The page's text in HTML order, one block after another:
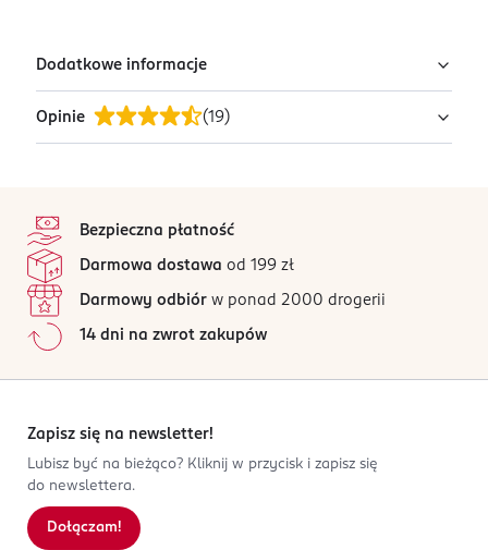
Dodatkowe informacje
PRODUCENT/PODMIOT ODPOWIEDZIALNY
INTER-VION SA
Warszawa
kontakt@inter-vion.com
447246105
PL-Polska
Kod EAN
Opinie (19)
Wszystkie opinie są zweryfikowane zakupem.
4
0%
2
1
0%
Sortowanie wg
Bezpieczna płatność
Darmowa dostawa od 199 zł
Darmowy odbiór w ponad 2000 drogerii
14 dni na zwrot zakupów
Zapisz się na newsletter!
Lubisz być na bieżąco? Kliknij w przycisk i zapisz się
do newslettera.
Dołączam!